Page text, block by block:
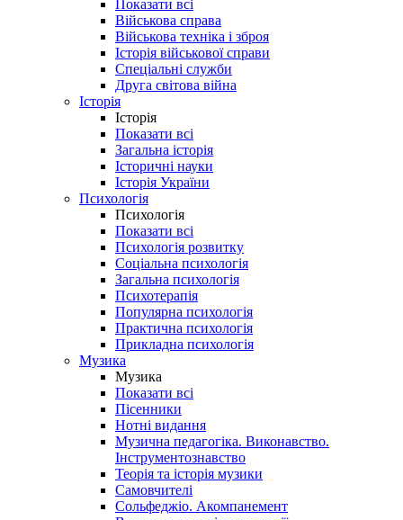
Показати всі
Військова справа
Військова техніка і зброя
Історія військової справи
Спеціальні служби
Друга світова війна
Історія
Історія
Показати всі
Загальна історія
Історичні науки
Історія України
Психологія
Психологія
Показати всі
Психологія розвитку
Соціальна психологія
Загальна психологія
Психотерапія
Популярна психологія
Практична психологія
Прикладна психологія
Музика
Музика
Показати всі
Пісенники
Нотні видання
Музична педагогіка. Виконавство.
Інструментознавство
Теорія та історія музики
Самовчителі
Сольфеджіо. Акомпанемент